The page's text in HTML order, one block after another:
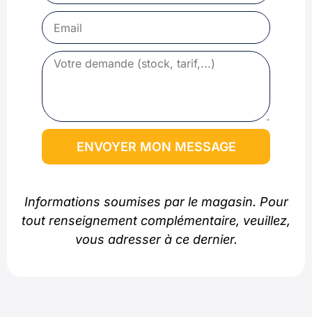
ENVOYER MON MESSAGE
Informations soumises par le magasin. Pour
tout renseignement complémentaire, veuillez,
vous adresser à ce dernier.